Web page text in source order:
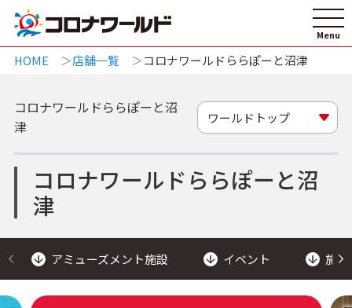
HOME 店舗一覧 コロナワールドららぽーと沼津
コロナワールドららぽーと沼
津
コロナワールドららぽーと沼
津
ワールドトップ
アミューズメント施設 イベント 施